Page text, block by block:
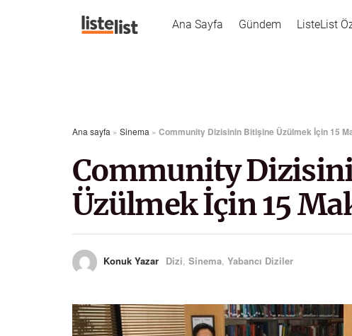
Ana Sayfa Gündem ListeList
Ana sayfa » Sinema » Community Dizisinin Bitişine Üzülmek İçin 15
Community
Üzülmek İçin 15
Konuk Yazar Dizi, Sinema, Yabancı Diziler